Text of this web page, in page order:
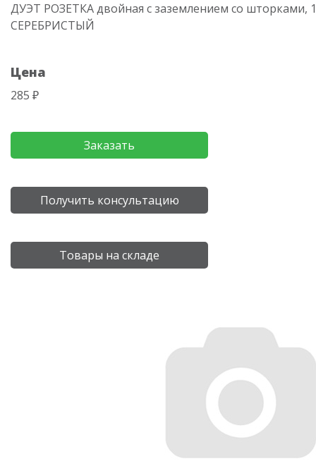
ДУЭТ РОЗЕТКА двойная с заземлением со шторками,
СЕРЕБРИСТЫЙ
Цена
285 ₽
Заказать
Получить консультацию
Товары на складе